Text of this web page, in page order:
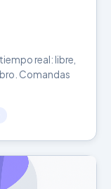
real: libre,
Comandas